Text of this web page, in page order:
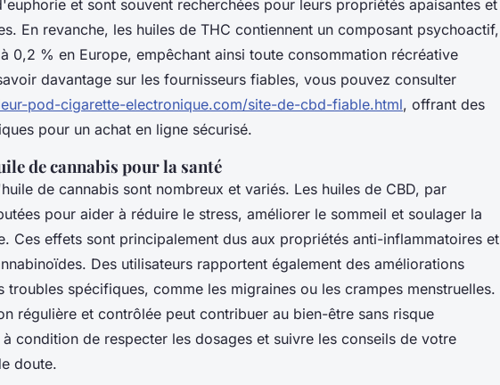
et sont souvent recherchées pour leurs propriétés apaisantes et
En revanche, les huiles de THC contiennent un composant psychoactif,
0,2 % en Europe, empêchant ainsi toute consommation récréative
davantage sur les fournisseurs fiables, vous pouvez consulter
pod-cigarette-electronique.com/site-de-cbd-fiable.html, offrant des
pour un achat en ligne sécurisé.
de cannabis pour la santé
de cannabis sont nombreux et variés. Les huiles de CBD, par
pour aider à réduire le stress, améliorer le sommeil et soulager la
Ces effets sont principalement dus aux propriétés anti-inflammatoires et
Des utilisateurs rapportent également des améliorations
troubles spécifiques, comme les migraines ou les crampes menstruelles.
régulière et contrôlée peut contribuer au bien-être sans risque
condition de respecter les dosages et suivre les conseils de votre
doute.